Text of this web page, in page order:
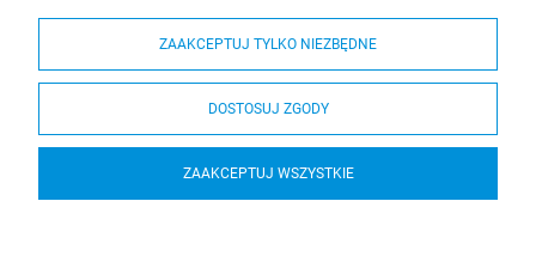
Moje konto
Płatności i dostawa
ZAAKCEPTUJ TYLKO NIEZBĘDNE
DOSTOSUJ ZGODY
ZAAKCEPTUJ WSZYSTKIE